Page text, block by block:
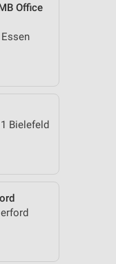
Office
Bielefeld